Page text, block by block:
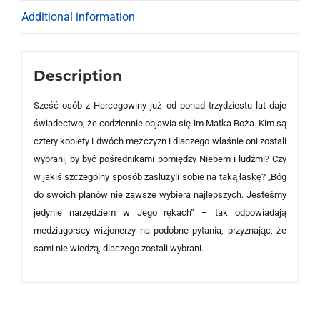
Additional information
Description
Sześć osób z Hercegowiny już od ponad trzydziestu lat daje
świadectwo, że codziennie objawia się im Matka Boża. Kim są
cztery kobiety i dwóch mężczyzn i dlaczego właśnie oni zostali
wybrani, by być pośrednikami pomiędzy Niebem i ludźmi? Czy
w jakiś szczególny sposób zasłużyli sobie na taką łaskę? „Bóg
do swoich planów nie zawsze wybiera najlepszych. Jesteśmy
jedynie narzędziem w Jego rękach“ – tak odpowiadają
medziugorscy wizjonerzy na podobne pytania, przyznając, że
sami nie wiedzą, dlaczego zostali wybrani.